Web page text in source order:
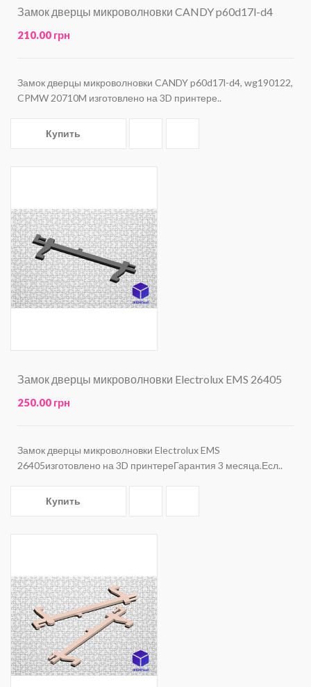
Замок дверцы микроволновки CANDY p60d17l-d4
210.00 грн
Замок дверцы микроволновки CANDY p60d17l-d4, wg190122,
CPMW 20710M изготовлено на 3D принтере..
Купить
Замок дверцы микроволновки Electrolux EMS 26405
250.00 грн
Замок дверцы микроволновки Electrolux EMS
26405изготовлено на 3D принтереГарантия 3 месяца.Есл..
Купить